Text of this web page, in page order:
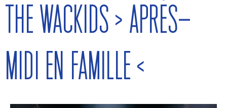
The Wackids > Après-
midi en famille <